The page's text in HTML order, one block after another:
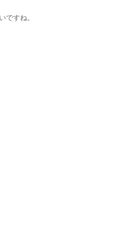
ですね。